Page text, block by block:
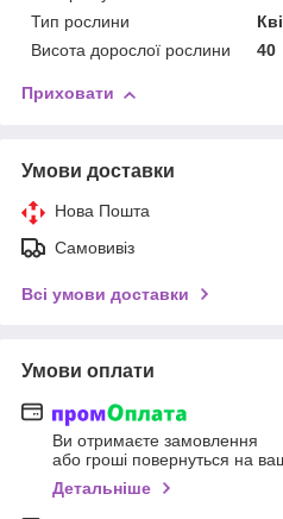
Тип рослини
Висота дорослої рослини
40
Приховати
Умови доставки
Нова Пошта
Самовивіз
Всі умови доставки
Умови оплати
Ви отримаєте замовлення
або гроші повернуться на
Детальніше